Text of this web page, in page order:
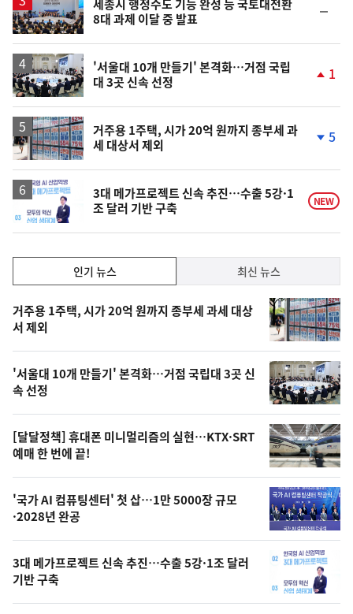
세종시 행정수도 기능 완성 등 국토대전환
8대 과제 이달 중 발표
일
'서울대 10개 만들기' 본격화…거점 국립
대 3곳 신속 선정
상
1
거주용 1주택, 시가 20억 원까지 종부세 과
세 대상서 제외
하
락
5
3대 메가프로젝트 신속 추진…수출 5강·1
조 달러 기반 구축
NEW
기,
최
신,
오
늘
의
영
상
오
의
사
진
인기 뉴스 최신 뉴스
인
기
뉴
스
거주용 1주택, 시가 20억 원까지 종부세 과세 대상
서 제외
'서울대 10개 만들기' 본격화…거점 국립대 3곳 신
속 선정
[달달정책] 휴대폰 미니멀리즘의 실현…KTX·SRT
예매 한 번에 끝!
'국가 AI 컴퓨팅센터' 첫 삽…1만 5000장 규모
·2028년 완공
3대 메가프로젝트 신속 추진…수출 5강·1조 달러
기반 구축